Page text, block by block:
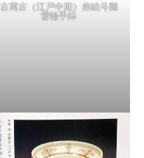
古萬古（江戸中期）赤絵斗雞
雪輪手鉢